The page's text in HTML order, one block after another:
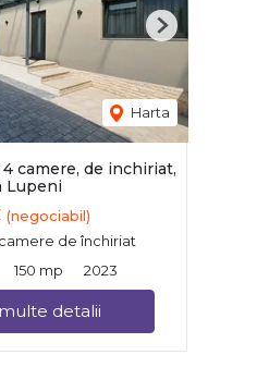
Harta
Next
camere, de inchiriat,
Lupeni
(negociabil)
de închiriat
150 mp 2023
detalii